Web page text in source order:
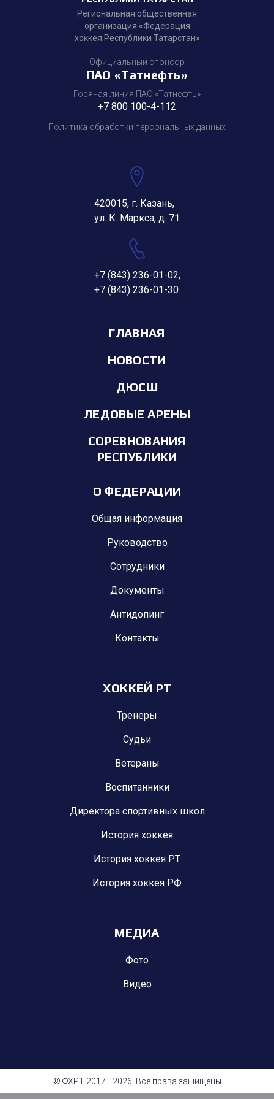
Региональная общественная
организация «Федерация
хоккея Республики Татарстан»
Официальный спонсор
ПАО «Татнефть»
Горячая линия ПАО «Татнефть»
+7 800 100-4-112
Политика обработки персональных данных
420015, г. Казань,
ул. К. Маркса, д. 71
+7 (843) 236-01-02,
+7 (843) 236-01-30
ГЛАВНАЯ
НОВОСТИ
ДЮСШ
ЛЕДОВЫЕ АРЕНЫ
СОРЕВНОВАНИЯ
РЕСПУБЛИКИ
О ФЕДЕРАЦИИ
Общая информация
Руководство
Сотрудники
Документы
Антидопинг
Контакты
ХОККЕЙ РТ
Тренеры
Судьи
Ветераны
Воспитанники
Директора спортивных школ
История хоккея
История хоккея РТ
История хоккея РФ
МЕДИА
Фото
Видео
© ФХРТ 2017—2026. Все права защищены